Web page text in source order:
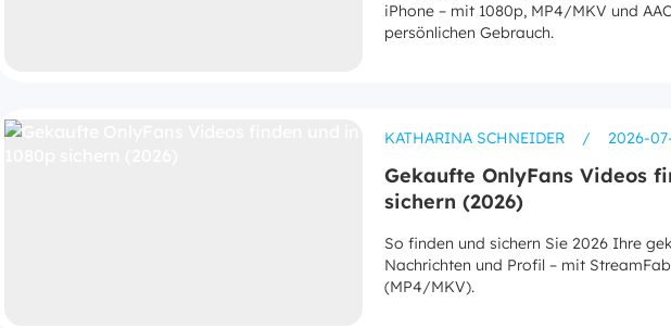
iPhone – mit 1080p, MP4/MKV und
persönlichen Gebrauch.
KATHARINA SCHNEIDER / 2026-
Gekaufte OnlyFans Videos
sichern (2026)
So finden und sichern Sie 2026 Ihre
Nachrichten und Profil – mit
(MP4/MKV).